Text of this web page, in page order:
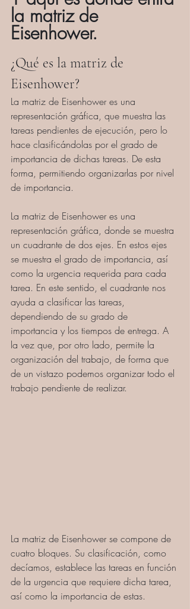
la matriz de
Eisenhower.
¿Qué es la matriz de
Eisenhower?
La matriz de Eisenhower es una
representación gráfica, que muestra las
tareas pendientes de ejecución, pero lo
hace clasificándolas por el grado de
importancia de dichas tareas. De esta
forma, permitiendo organizarlas por nivel
de importancia.
La matriz de Eisenhower es una
representación gráfica, donde se muestra
un cuadrante de dos ejes. En estos ejes
se muestra el grado de importancia, así
como la urgencia requerida para cada
tarea. En este sentido, el cuadrante nos
ayuda a clasificar las tareas,
dependiendo de su grado de
importancia y los tiempos de entrega. A
la vez que, por otro lado, permite la
organización del trabajo, de forma que
de un vistazo podemos organizar todo el
trabajo pendiente de realizar.
La matriz de Eisenhower se compone de
cuatro bloques. Su clasificación, como
decíamos, establece las tareas en función
de la urgencia que requiere dicha tarea,
así como la importancia de estas.